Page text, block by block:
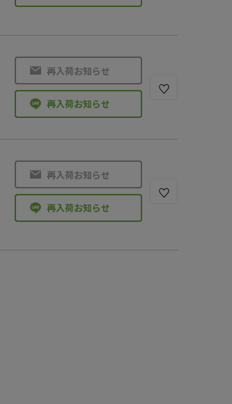
再入荷お知らせ
再入荷お知らせ
再入荷お知らせ
再入荷お知らせ